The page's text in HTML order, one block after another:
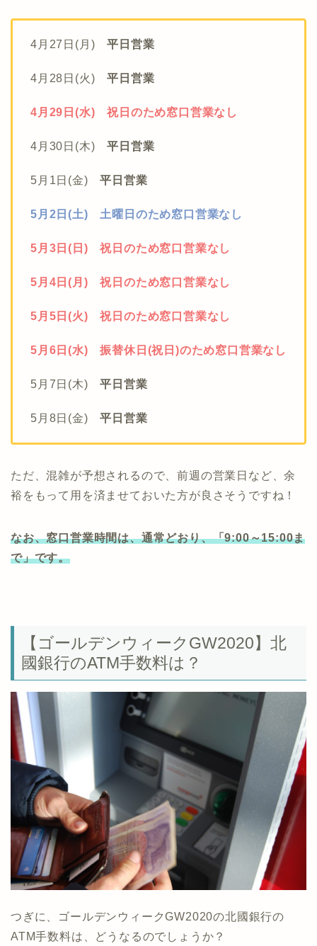
4月27日(月)平日営業
4月28日(火)平日営業
4月29日(水) 祝日のため窓口営業なし
4月30日(木)平日営業
5月1日(金)平日営業
5月2日(土) 土曜日のため窓口営業なし
5月3日(日) 祝日のため窓口営業なし
5月4日(月) 祝日のため窓口営業なし
5月5日(火) 祝日のため窓口営業なし
5月6日(水) 振替休日(祝日)のため窓口営業なし
5月7日(木)平日営業
5月8日(金)平日営業
ただ、混雑が予想されるので、前週の営業日など、余
裕をもって用を済ませておいた方が良さそうですね！
なお、窓口営業時間は、通常どおり、「9:00～15:00ま
で」です。
【ゴールデンウィークGW2020】北
國銀行のATM手数料は？
つぎに、ゴールデンウィークGW2020の北國銀行の
ATM手数料は、どうなるのでしょうか？